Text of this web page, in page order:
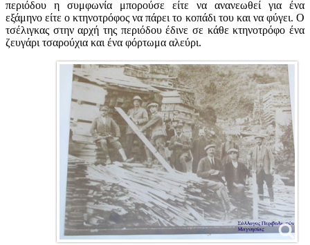
περιόδου η συμφωνία μπορούσε είτε να ανανεωθεί για ένα
εξάμηνο είτε ο κτηνοτρόφος να πάρει το κοπάδι του και να φύγει. Ο
τσέλιγκας στην αρχή της περιόδου έδινε σε κάθε κτηνοτρόφο ένα
ζευγάρι τσαρούχια και ένα φόρτωμα αλεύρι.